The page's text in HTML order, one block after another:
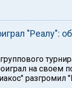
"Реалу":
на своем
разгромил